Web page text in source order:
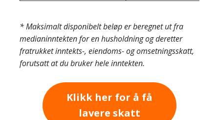
* Maksimalt disponibelt beløp er beregnet ut fra
medianinntekten for en husholdning og deretter
fratrukket inntekts-, eiendoms- og omsetningsskatt,
forutsatt at du bruker hele inntekten.
Klikk her for å få
lavere skatt